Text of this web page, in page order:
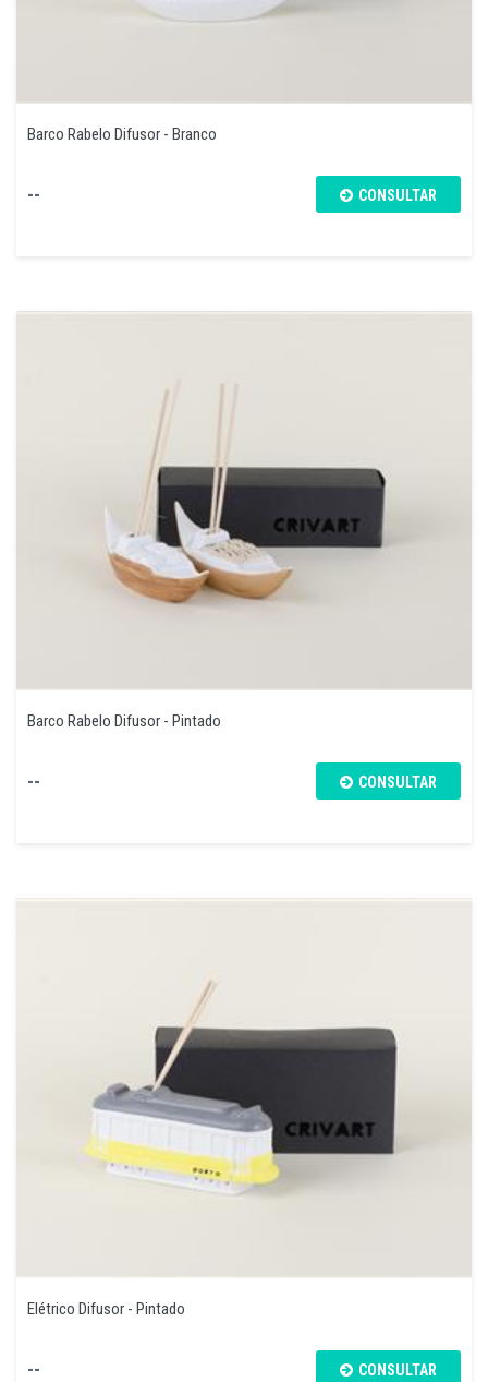
Barco Rabelo Difusor - Branco
-- CONSULTAR
Barco Rabelo Difusor - Pintado
-- CONSULTAR
Elétrico Difusor - Pintado
-- CONSULTAR